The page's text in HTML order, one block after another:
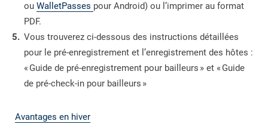
ou WalletPasses pour Android) ou l’imprimer au format
PDF.
Vous trouverez ci-dessous des instructions détaillées
pour le pré-enregistrement et l’enregistrement des hôtes :
« Guide de pré-enregistrement pour bailleurs » et « Guide
de pré-check-in pour bailleurs »
Avantages en hiver